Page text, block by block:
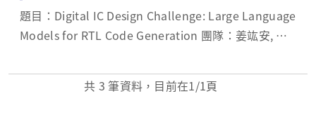
題目：Digital IC Design Challenge: Large Language
Models for RTL Code Generation 團隊：姜竑安, 謝
共 3 筆資料，目前在1/1頁